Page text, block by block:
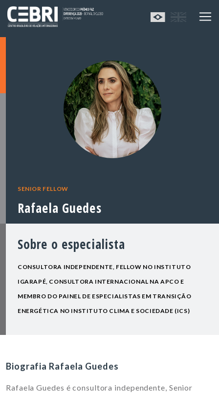
SENIOR FELLOW
Rafaela Guedes
Sobre o especialista
CONSULTORA INDEPENDENTE, FELLOW NO INSTITUTO
IGARAPÉ, CONSULTORA INTERNACIONAL NA APCO E
MEMBRO DO PAINEL DE ESPECIALISTAS EM TRANSIÇÃO
ENERGÉTICA NO INSTITUTO CLIMA E SOCIEDADE (ICS)
Biografia Rafaela Guedes
Rafaela Guedes é consultora independente, Senior